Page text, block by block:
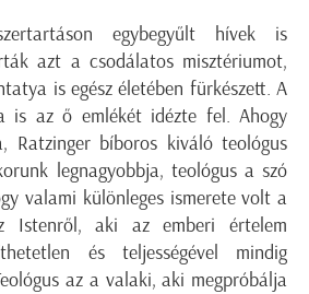
egybegyűlt hívek is
azt a csodálatos misztériumot,
is egész életében fürkészett. A
is az ő emlékét idézte fel. Ahogy
Ratzinger bíboros kiváló teológus
legnagyobbja, teológus a szó
valami különleges ismerete volt a
Istenről, aki az emberi értelem
és teljességével mindig
az a valaki, aki megpróbálja